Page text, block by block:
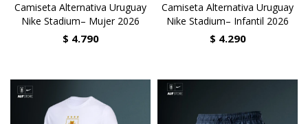
Camiseta Alternativa Uruguay
Nike Stadium– Mujer 2026
$ 4.790
Camiseta Alternativa Uruguay
Nike Stadium– Infantil 2026
$ 4.290